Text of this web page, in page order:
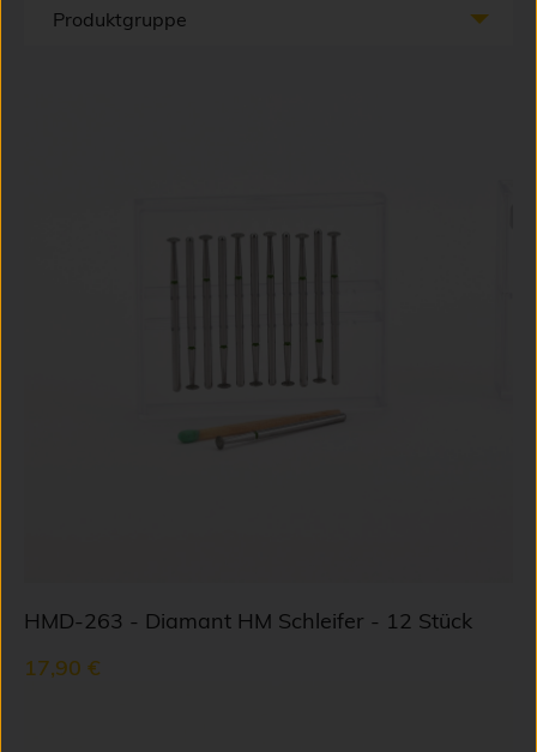
Produktgruppe
HMD-263 - Diamant HM Schleifer - 12 Stück
17,90 €